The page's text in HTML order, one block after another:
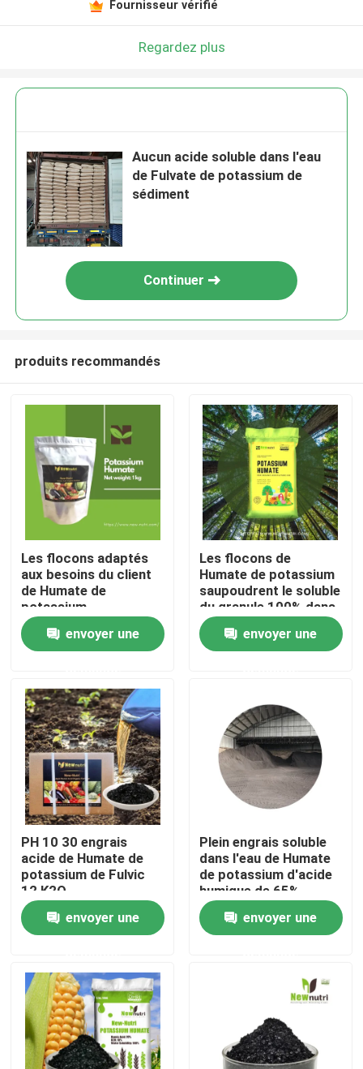
Maison
Produits
Au sujet de nous
Visite d'usine
Contrôle de qualité
Contactez-nous
Demandez une citation
Engrais organique d'acide aminé
Engrais organique d'azote
Fournisseur vérifié
Regardez plus
Aucun acide soluble dans l'eau
de Fulvate de potassium de
sédiment
Continuer
produits recommandés
Les flocons adaptés
aux besoins du client
de Humate de
potassium
saupoudrent le
granule pH 9-11
envoyer une
Les flocons de
Humate de potassium
saupoudrent le soluble
du granule 100% dans
l'eau
envoyer une
PH 10 30 engrais
acide de Humate de
potassium de Fulvic
12 K2O
envoyer une
Plein engrais soluble
dans l'eau de Humate
de potassium d'acide
humique de 65%
envoyer une